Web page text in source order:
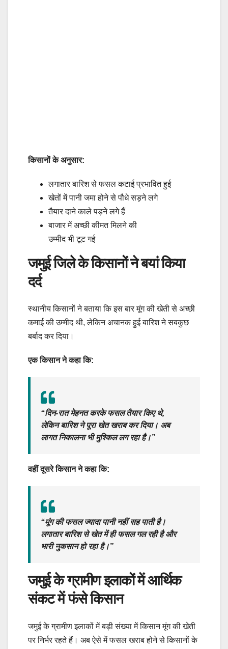
किसानों के अनुसार:
लगातार बारिश से फसल कटाई प्रभावित हुई
खेतों में पानी जमा होने से पौधे सड़ने लगे
तैयार दाने काले पड़ने लगे हैं
बाजार में अच्छी कीमत मिलने की
उम्मीद भी टूट गई
जमुई जिले के किसानों ने बयां किया
दर्द
स्थानीय किसानों ने बताया कि इस बार मूंग की खेती से अच्छी
कमाई की उम्मीद थी, लेकिन अचानक हुई बारिश ने सबकुछ
बर्बाद कर दिया।
एक किसान ने कहा कि:
“दिन-रात मेहनत करके फसल तैयार किए थे,
लेकिन बारिश ने पूरा खेत खराब कर दिया। अब
लागत निकालना भी मुश्किल लग रहा है।”
वहीं दूसरे किसान ने कहा कि:
“मूंग की फसल ज्यादा पानी नहीं सह पाती है।
लगातार बारिश से खेत में ही फसल गल रही है और
भारी नुकसान हो रहा है।”
जमुई के ग्रामीण इलाकों में आर्थिक
संकट में फंसे किसान
जमुई के ग्रामीण इलाकों में बड़ी संख्या में किसान मूंग की खेती
पर निर्भर रहते हैं। अब ऐसे में फसल खराब होने से किसानों के